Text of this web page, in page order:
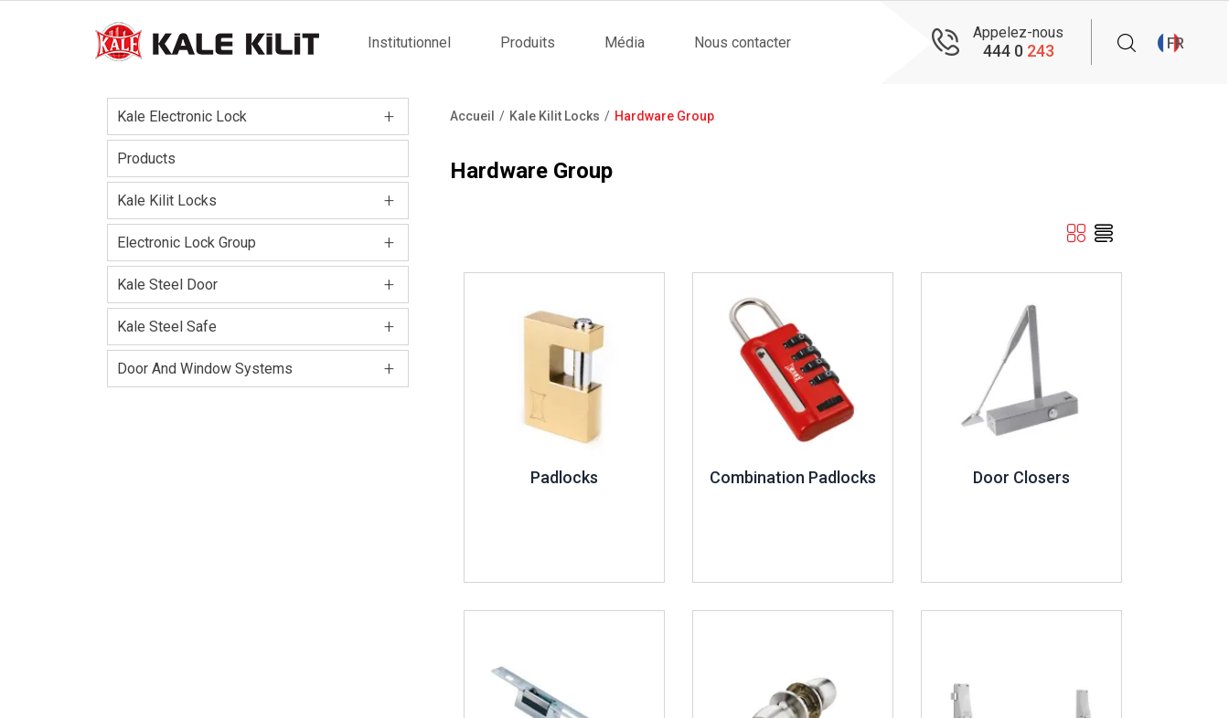
Main
Institutionnel Produits Média Nous contacter
Appelez-nous
444 0 243 FR
+
Kale Electronic Lock
Products
+
Kale Kilit Locks
+
Electronic Lock Group
+
Kale Steel Door
+
Kale Steel Safe
+
Door And Window Systems
d'Ariane
Accueil Kale Kilit Locks Hardware Group
Hardware Group
Padlocks Combination Padlocks Door Closers